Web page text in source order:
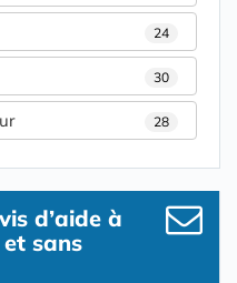
24
30
28
d’aide à
sans